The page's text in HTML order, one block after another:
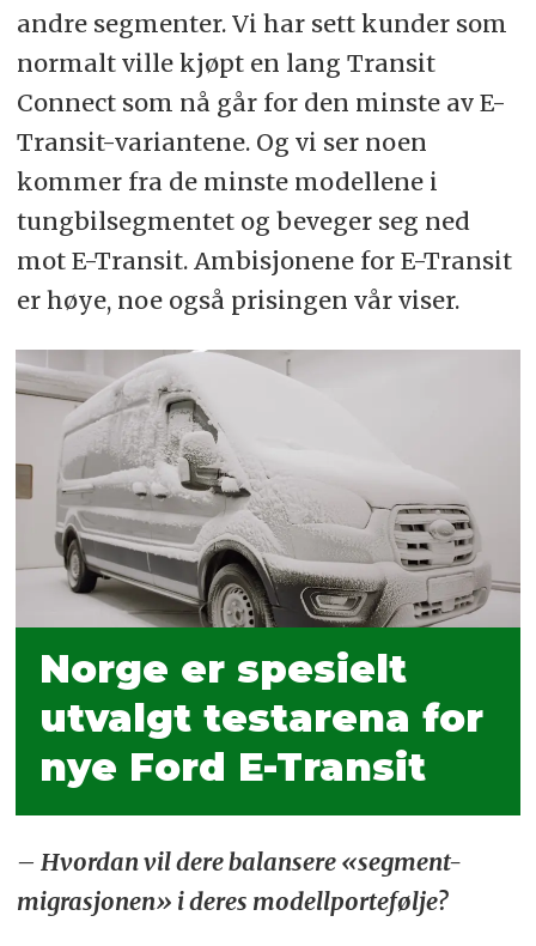
andre segmenter. Vi har sett kunder som
normalt ville kjøpt en lang Transit
Connect som nå går for den minste av E-
Transit-variantene. Og vi ser noen
kommer fra de minste modellene i
tungbilsegmentet og beveger seg ned
mot E-Transit. Ambisjonene for E-Transit
er høye, noe også prisingen vår viser.
Norge er spesielt
utvalgt testarena for
nye Ford E-Transit
– Hvordan vil dere balansere «segment-
migrasjonen» i deres modellportefølje?